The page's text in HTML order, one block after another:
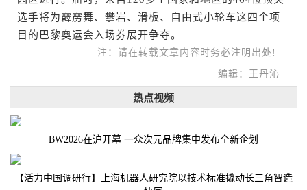
选手将为霹雳舞、攀岩、滑板、自由式小轮车这四个项
目的巴黎奥运会入场券展开争夺。
注：请在转载文章内容时务必注明出处!
编辑：王丹沁
热点视频
BW2026在沪开幕 一众次元品牌集中发布全新企划
【活力中国调研行】上海机器人研究院以技术标准撬动长三角智造